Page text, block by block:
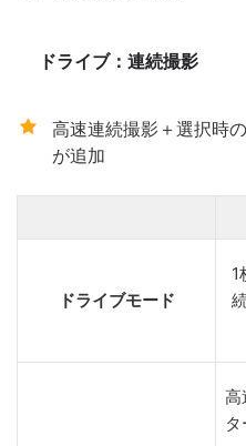
ドライブ： 連続撮影
高速連続撮影＋選択時
が追加
ドライブモード
1
高
タ